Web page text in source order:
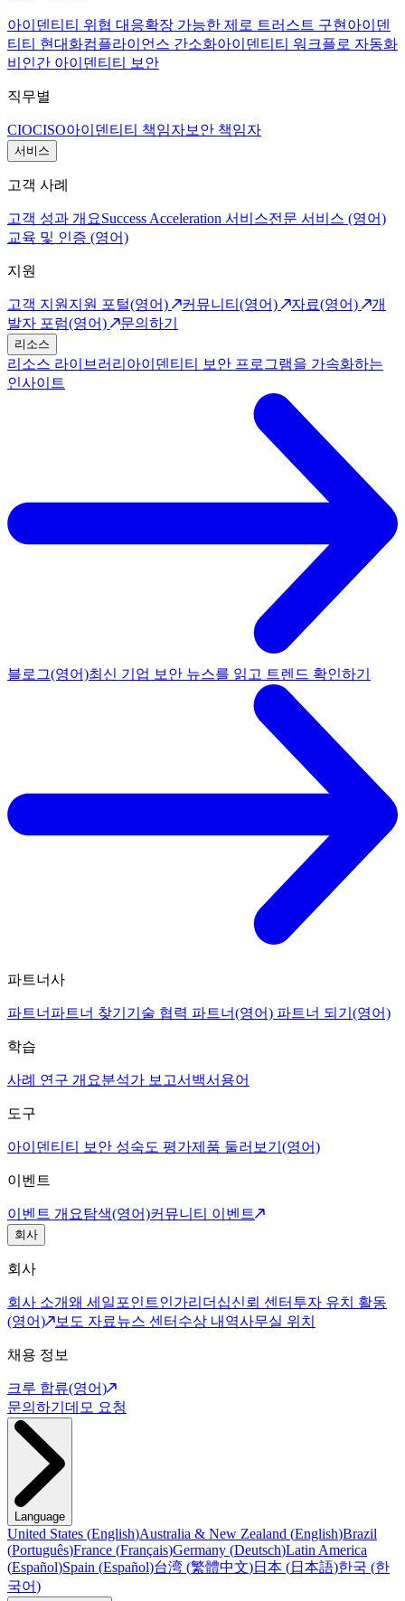
아이덴티티 위협 대응확장 가능한 제로 트러스트 구현 아이덴
티티 현대화컴플라이언스 간소화아이덴티티 워크플로 자동화
비인간 아이덴티티 보안
직무별
CIOCISO아이덴티티 책임자보안 책임자
서비스
고객 사례
고객 성과 개요Success Acceleration 서비스전문 서비스 (영어)
교육 및 인증 (영어)
지원
고객 지원 지원 포털(영어) 커뮤니티(영어) 자료(영어)
개
발자 포럼(영어)
문의하기
리소스
리소스 라이브러리 아이덴티티 보안 프로그램을 가속화하는
인사이트
블로그(영어)최신 기업 보안 뉴스를 읽고 트렌드 확인하기
파트너사
파트너 파트너 찾기 기술 협력 파트너(영어) 파트너 되기(영어)
학습
사례 연구 개요분석가 보고서 백서 용어
도구
아이덴티티 보안 성숙도 평가제품 둘러보기(영어)
이벤트
이벤트 개요탐색(영어)커뮤니티 이벤트
회사
회사
회사 소개왜 세일포인트인가리더십신뢰 센터 투자 유치 활동
(영어)
보도 자료뉴스 센터 수상 내역사무실 위치
채용 정보
크루 합류(영어)
문의하기 데모 요청
Language
United States (English)Australia & New Zealand (English)Brazil
(Português)France (Français)Germany (Deutsch)Latin America
(Español)Spain (Español)台湾 (繁體中文)日本 (日本語)한국 (한
국어)